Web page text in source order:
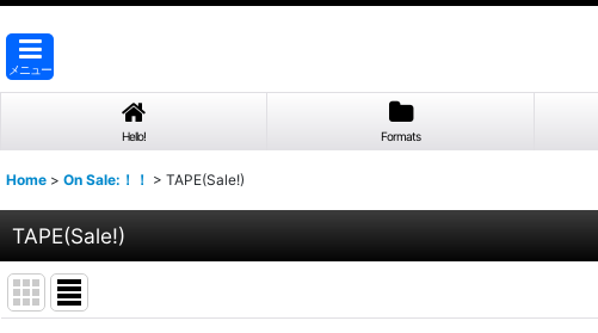
メニュー
Hello! Formats
Home > On Sale:！！ > TAPE(Sale!)
TAPE(Sale!)